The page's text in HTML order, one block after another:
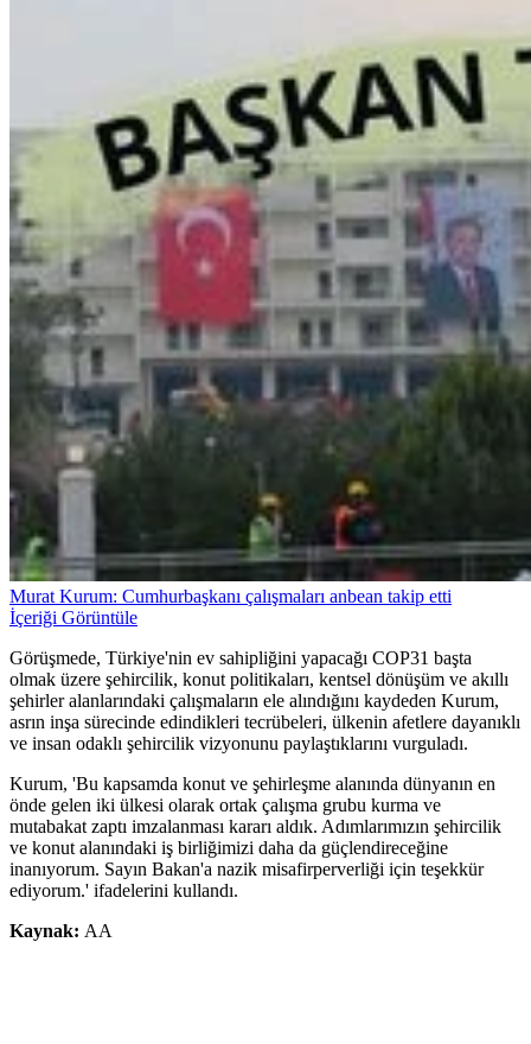
Murat Kurum: Cumhurbaşkanı çalışmaları anbean takip etti
İçeriği Görüntüle
Görüşmede, Türkiye'nin ev sahipliğini yapacağı COP31 başta
olmak üzere şehircilik, konut politikaları, kentsel dönüşüm ve akıllı
şehirler alanlarındaki çalışmaların ele alındığını kaydeden Kurum,
asrın inşa sürecinde edindikleri tecrübeleri, ülkenin afetlere dayanıklı
ve insan odaklı şehircilik vizyonunu paylaştıklarını vurguladı.
Kurum, 'Bu kapsamda konut ve şehirleşme alanında dünyanın en
önde gelen iki ülkesi olarak ortak çalışma grubu kurma ve
mutabakat zaptı imzalanması kararı aldık. Adımlarımızın şehircilik
ve konut alanındaki iş birliğimizi daha da güçlendireceğine
inanıyorum. Sayın Bakan'a nazik misafirperverliği için teşekkür
ediyorum.' ifadelerini kullandı.
Kaynak: AA